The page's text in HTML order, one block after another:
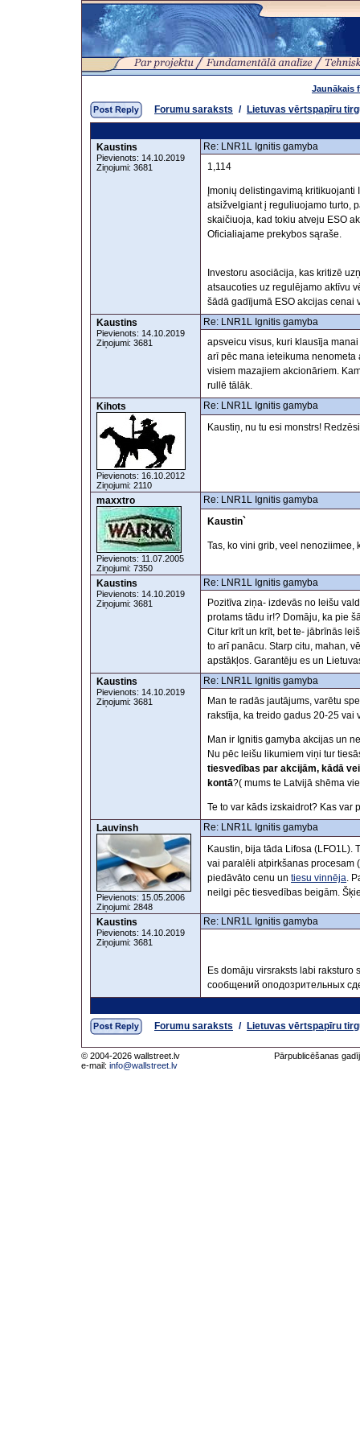
Jaunākais
Forumu saraksts / Lietuvas vērtspapīru
Kaustins
Pievienots: 14.10.2019
Ziņojumi: 3681
Re: LNR1L Ignitis gamyba
1,114
Įmonių delistingavimą
atsižvelgiant į reguliuojamo turto,
skaičiuoja, kad tokiu atveju ESO
Oficialiajame prekybos sąraše.
Investoru asociācija, kas kritizē
atsaucoties uz regulējamo aktīvu
šādā gadījumā ESO akcijas cenai
Kaustins
Pievienots: 14.10.2019
Ziņojumi: 3681
Re: LNR1L Ignitis gamyba
apsveicu visus, kuri klausīja
arī pēc mana ieteikuma
visiem mazajiem akcionāriem.
rullē tālāk.
Kihots
Pievienots: 16.10.2012
Ziņojumi: 2110
Re: LNR1L Ignitis gamyba
Kaustiņ, nu tu esi monstrs!
maxxtro
Pievienots: 11.07.2005
Ziņojumi: 7350
Re: LNR1L Ignitis gamyba
Kaustin`
Tas, ko vini grib, veel nenoziimee,
Kaustins
Pievienots: 14.10.2019
Ziņojumi: 3681
Re: LNR1L Ignitis gamyba
Pozitīva ziņa- izdevās no leišu
protams tādu ir!? Domāju, ka pie
Citur krīt un krīt, bet te- jābrīnās
to arī panācu. Starp citu, mahan,
apstākļos. Garantēju es un
Kaustins
Pievienots: 14.10.2019
Ziņojumi: 3681
Re: LNR1L Ignitis gamyba
Man te radās jautājums, varētu
rakstīja, ka treido gadus 20-25 vai
Man ir Ignitis gamyba akcijas un
Nu pēc leišu likumiem viņi tur
tiesvedības par akcijām, kādā
kontā?( mums te Latvijā shēma
Te to var kāds izskaidrot? Kas var
Lauvinsh
Pievienots: 15.05.2006
Ziņojumi: 2848
Re: LNR1L Ignitis gamyba
Kaustin, bija tāda Lifosa (LFO1L).
vai paralēli atpirkšanas procesam
piedāvāto cenu un tiesu vinnēja.
neilgi pēc tiesvedības beigām.
Kaustins
Pievienots: 14.10.2019
Ziņojumi: 3681
Re: LNR1L Ignitis gamyba
Es domāju virsraksts labi raksturo
сообщений оподозрительных
Forumu saraksts / Lietuvas vērtspapīru
© 2004-2026 wallstreet.lv
e-mail: info@wallstreet.lv
Pārpublicēšanas